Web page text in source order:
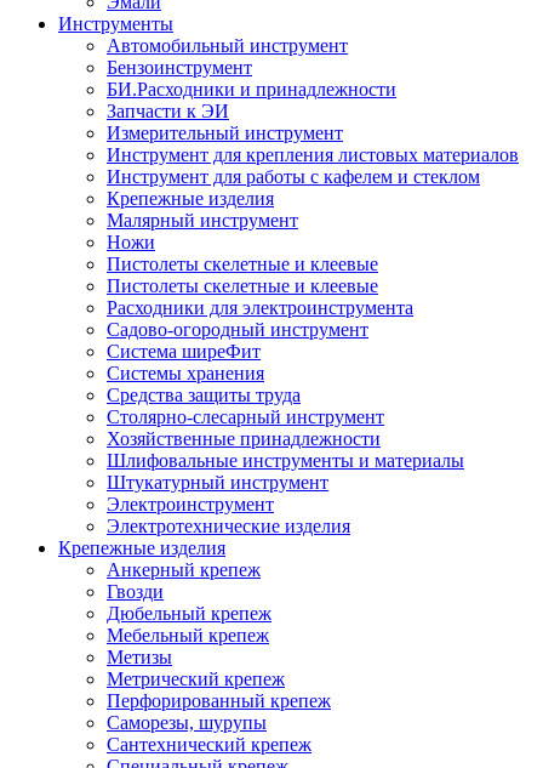
Инструменты
Автомобильный инструмент
Бензоинструмент
БИ.Расходники и принадлежности
Запчасти к ЭИ
Измерительный инструмент
Инструмент для крепления листовых материалов
Инструмент для работы с кафелем и стеклом
Крепежные изделия
Малярный инструмент
Ножи
Пистолеты скелетные и клеевые
Пистолеты скелетные и клеевые
Расходники для электроинструмента
Садово-огородный инструмент
Система ширеФит
Системы хранения
Средства защиты труда
Столярно-слесарный инструмент
Хозяйственные принадлежности
Шлифовальные инструменты и материалы
Штукатурный инструмент
Электроинструмент
Электротехнические изделия
Крепежные изделия
Анкерный крепеж
Гвозди
Дюбельный крепеж
Мебельный крепеж
Метизы
Метрический крепеж
Перфорированный крепеж
Саморезы, шурупы
Сантехнический крепеж